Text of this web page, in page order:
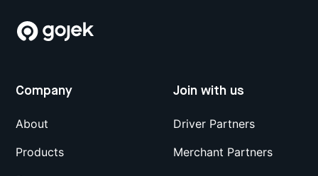
Company
About
Products
Join with us
Driver Partners
Merchant Partners